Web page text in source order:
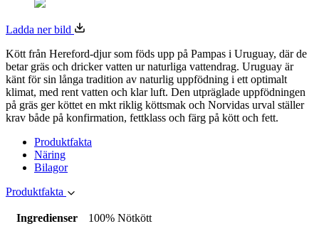
Ladda ner bild
Kött från Hereford-djur som föds upp på Pampas i Uruguay, där de
betar gräs och dricker vatten ur naturliga vattendrag. Uruguay är
känt för sin långa tradition av naturlig uppfödning i ett optimalt
klimat, med rent vatten och klar luft. Den utpräglade uppfödningen
på gräs ger köttet en mkt riklig köttsmak och Norvidas urval ställer
krav både på konfirmation, fettklass och färg på kött och fett.
Produktfakta
Näring
Bilagor
Produktfakta
Ingredienser 100% Nötkött
Marknadsföring
Genom att dela
med dig av dina
intressen och ditt
beteende när du
surfar ökar du